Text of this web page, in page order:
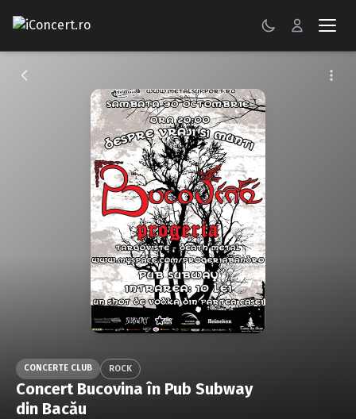
CONCERTE
Caută în site...
CONCERTE CLUB ROCK
Concert Bucovina în Pub Subway
din Bacău